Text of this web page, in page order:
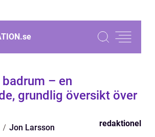
se
– en
grundlig översikt över
Jon Larsson redaktionel